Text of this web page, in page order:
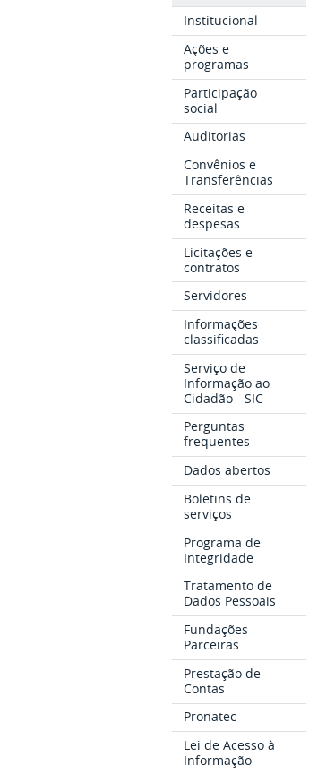
Institucional
Ações e
programas
Participação
social
Auditorias
Convênios e
Transferências
Receitas e
despesas
Licitações e
contratos
Servidores
Informações
classificadas
Serviço de
Informação ao
Cidadão - SIC
Perguntas
frequentes
Dados abertos
Boletins de
serviços
Programa de
Integridade
Tratamento de
Dados Pessoais
Fundações
Parceiras
Prestação de
Contas
Pronatec
Lei de Acesso à
Informação